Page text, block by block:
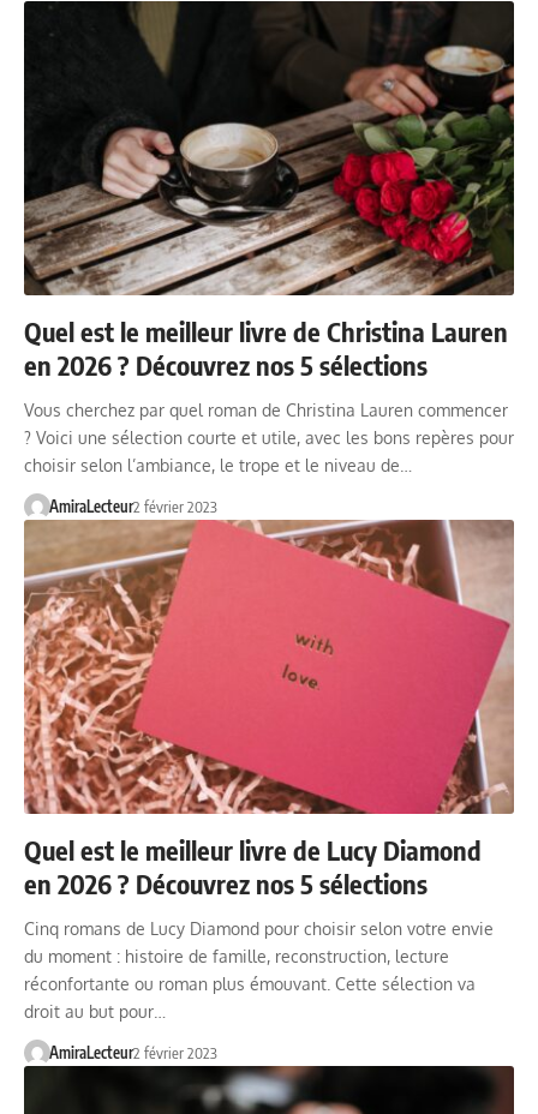
Quel est le meilleur livre de Christina Lauren
en 2026 ? Découvrez nos 5 sélections
Vous cherchez par quel roman de Christina Lauren commencer
? Voici une sélection courte et utile, avec les bons repères pour
choisir selon l’ambiance, le trope et le niveau de…
AmiraLecteur2 février 2023
Quel est le meilleur livre de Lucy Diamond
en 2026 ? Découvrez nos 5 sélections
Cinq romans de Lucy Diamond pour choisir selon votre envie
du moment : histoire de famille, reconstruction, lecture
réconfortante ou roman plus émouvant. Cette sélection va
droit au but pour…
AmiraLecteur2 février 2023